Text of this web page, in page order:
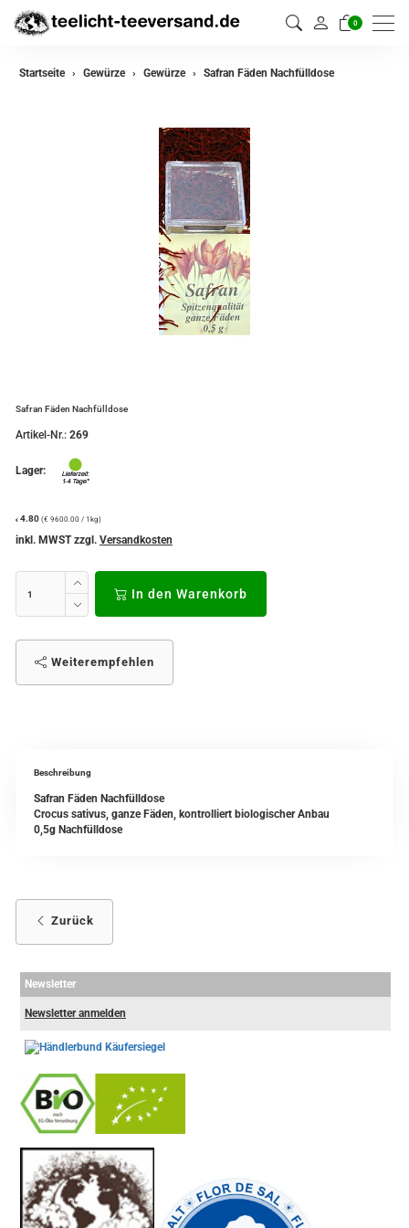
0
zurück
Startseite Gewürze Gewürze Safran Fäden Nachfülldose
Safran Fäden Nachfülldose
Artikel-Nr.: 269
Lager:
€ 4.80 (€ 9600.00 / 1kg)
inkl. MWST zzgl. Versandkosten
In den Warenkorb
Weiterempfehlen
Beschreibung
Safran Fäden Nachfülldose
Crocus sativus, ganze Fäden, kontrolliert biologischer Anbau
0,5g Nachfülldose
Zurück
Newsletter
Newsletter anmelden